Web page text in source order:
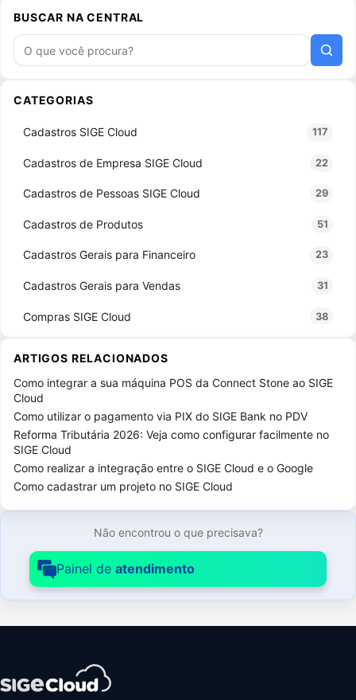
BUSCAR NA CENTRAL
Buscar artigos
CATEGORIAS
Cadastros SIGE Cloud 117
Cadastros de Empresa SIGE Cloud 22
Cadastros de Pessoas SIGE Cloud 29
Cadastros de Produtos 51
Cadastros Gerais para Financeiro 23
Cadastros Gerais para Vendas 31
Compras SIGE Cloud 38
Configurações de NF-e / NFS-e 9
Licenças 13
Outras Configurações
Contratações adicionais
Contrato SIGE Cloud 6
CRM SIGE Cloud 26
Estoque SIGE Cloud
Cadastros Gerais para Produtos
ARTIGOS RELACIONADOS
Como integrar a sua máquina POS da Connect Stone ao SIGE
Cloud
Como utilizar o pagamento via PIX do SIGE Bank no PDV
Reforma Tributária 2026: Veja como configurar facilmente no
SIGE Cloud
Como realizar a integração entre o SIGE Cloud e o Google
Como cadastrar um projeto no SIGE Cloud
Não encontrou o que precisava?
Painel de atendimento